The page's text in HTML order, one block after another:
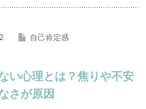
自己肯定感
い心理とは？焦りや不安
さが原因